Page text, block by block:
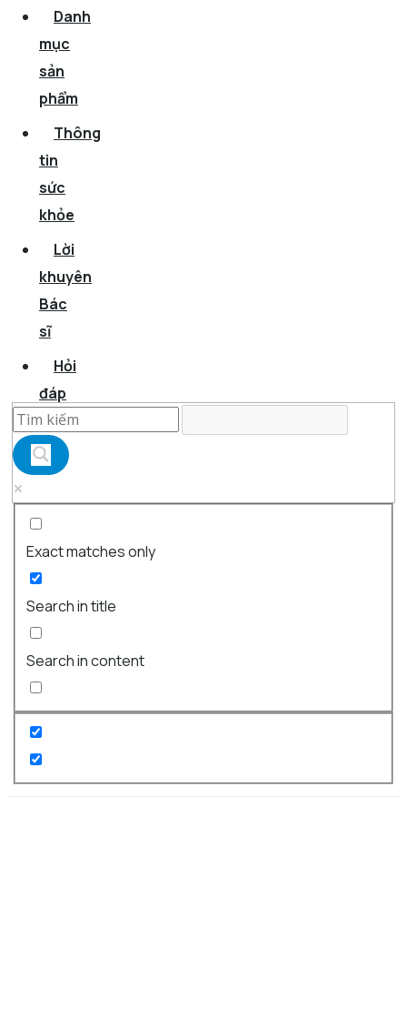
Danh
mục
sản
phẩm
Thông
tin
sức
khỏe
Lời
khuyên
Bác
sĩ
Hỏi
đáp
Exact matches only
Search in title
Search in content